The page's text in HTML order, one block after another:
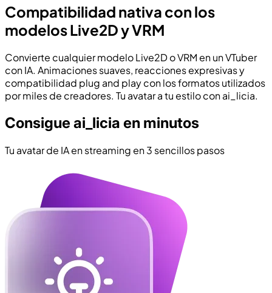
Compatibilidad nativa con los
modelos Live2D y VRM
Convierte cualquier modelo Live2D o VRM en un VTuber
con IA. Animaciones suaves, reacciones expresivas y
compatibilidad plug and play con los formatos utilizados
por miles de creadores. Tu avatar a tu estilo con ai_licia.
Consigue ai_licia en minutos
Tu avatar de IA en streaming en 3 sencillos pasos